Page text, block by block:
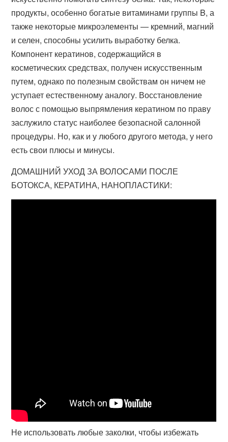
продукты, особенно богатые витаминами группы B, а
также некоторые микроэлементы — кремний, магний
и селен, способны усилить выработку белка.
Компонент кератинов, содержащийся в
косметических средствах, получен искусственным
путем, однако по полезным свойствам он ничем не
уступает естественному аналогу. Восстановление
волос с помощью выпрямления кератином по праву
заслужило статус наиболее безопасной салонной
процедуры. Но, как и у любого другого метода, у него
есть свои плюсы и минусы.
ДОМАШНИЙ УХОД ЗА ВОЛОСАМИ ПОСЛЕ
БОТОКСА, КЕРАТИНА, НАНОПЛАСТИКИ:
Не использовать любые заколки, чтобы избежать